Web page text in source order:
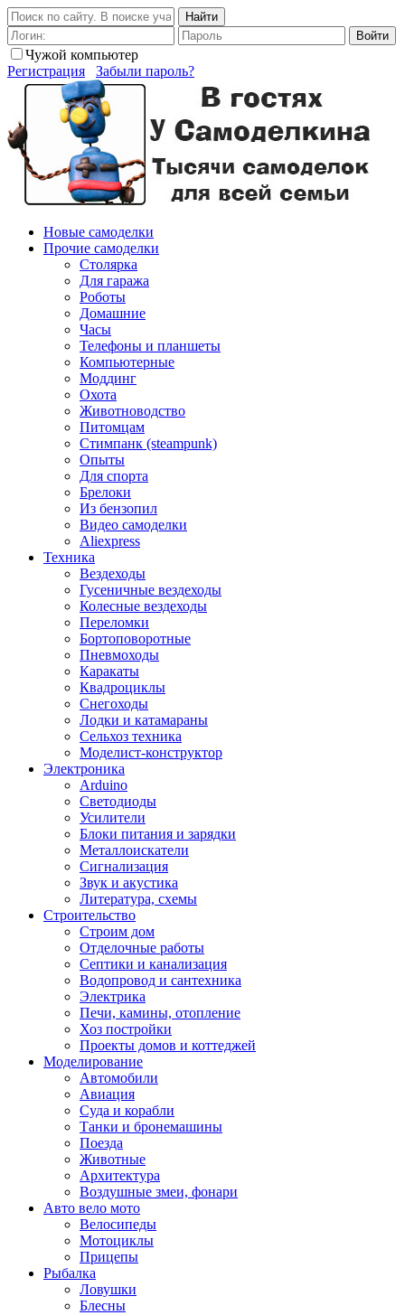
Найти
Войти
Чужой компьютер
Регистрация
Забыли пароль?
Новые самоделки
Прочие самоделки
Столярка
Для гаража
Роботы
Домашние
Часы
Телефоны и планшеты
Компьютерные
Моддинг
Охота
Животноводство
Питомцам
Стимпанк (steampunk)
Опыты
Для спорта
Брелоки
Из бензопил
Видео самоделки
Aliexpress
Техника
Вездеходы
Гусеничные вездеходы
Колесные вездеходы
Переломки
Бортоповоротные
Пневмоходы
Каракаты
Квадроциклы
Снегоходы
Лодки и катамараны
Сельхоз техника
Моделист-конструктор
Электроника
Arduino
Светодиоды
Усилители
Блоки питания и зарядки
Металлоискатели
Сигнализация
Звук и акустика
Литература, схемы
Строительство
Строим дом
Отделочные работы
Септики и канализация
Водопровод и сантехника
Электрика
Печи, камины, отопление
Хоз постройки
Проекты домов и коттеджей
Моделирование
Автомобили
Авиация
Суда и корабли
Танки и бронемашины
Поезда
Животные
Архитектура
Воздушные змеи, фонари
Авто вело мото
Велосипеды
Мотоциклы
Прицепы
Рыбалка
Ловушки
Блесны